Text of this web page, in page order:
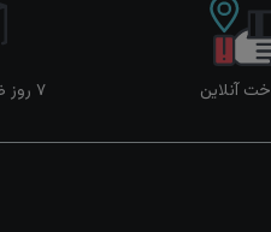
آنلاین ۷ روز ضمانت بازگشت